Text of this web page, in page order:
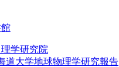
学研究院
道大学地球物理学研究報告